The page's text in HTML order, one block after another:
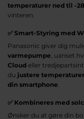
temperaturer ned til -
vinteren.
✅ Smart-Styring med
Panasonic giver dig
varmepumpe , uanset
Cloud eller
du justere
din smartphone
✅ Kombineres med
Ønsker du at gøre din